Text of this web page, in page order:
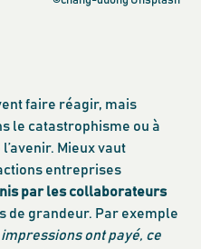
faire réagir, mais
le catastrophisme ou à
Mieux vaut
entreprises
par les collaborateurs
de grandeur. Par exemple
ont payé, ce